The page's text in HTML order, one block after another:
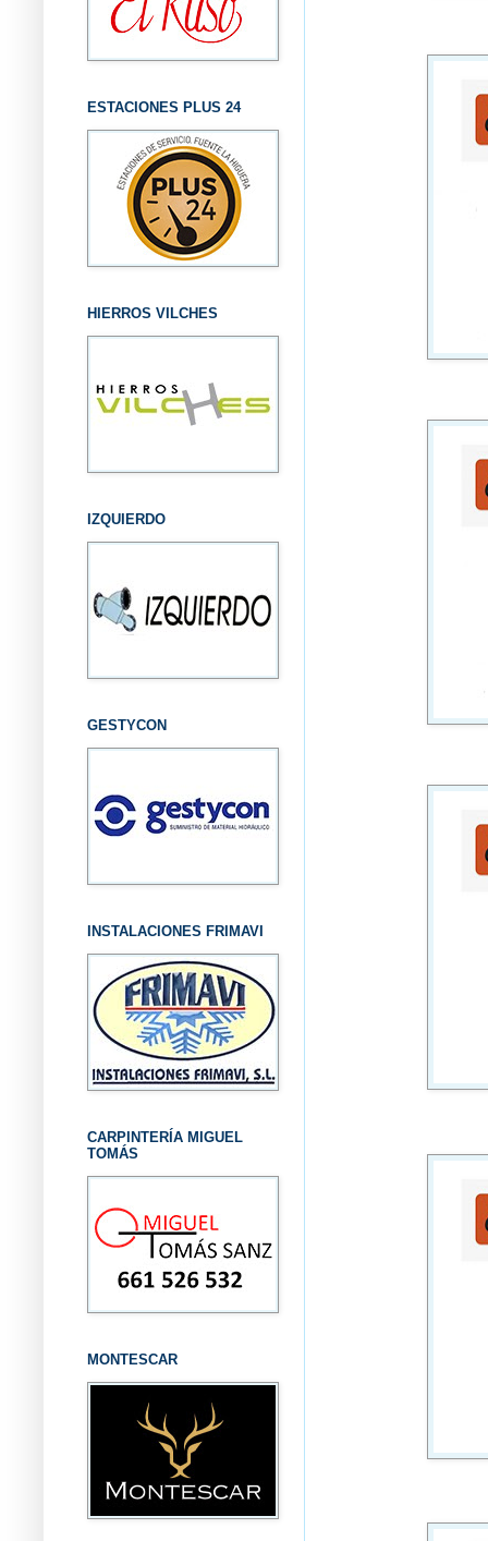
ESTACIONES PLUS 24
HIERROS VILCHES
IZQUIERDO
GESTYCON
INSTALACIONES FRIMAVI
CARPINTERÍA MIGUEL
TOMÁS
MONTESCAR